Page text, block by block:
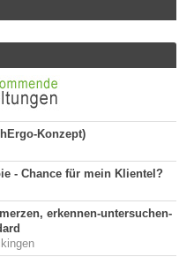
Konzept)
- Chance für mein Klientel?
erkennen-untersuchen-